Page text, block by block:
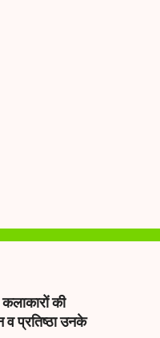
की
व प्रतिष्ठा उनके